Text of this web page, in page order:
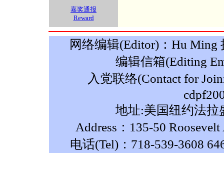
嘉奖通报
Reward
网络编辑(Editor)：Hu Ming
编辑信箱(Editing
入党联络(Contact for
地址:美国纽约法拉
Address：135-50
电话(Tel)：718-539-3608